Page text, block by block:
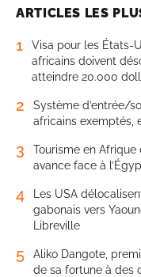
ARTICLES LES
1
Visa pour les États-
africains doivent
atteindre 20.000
2
Système d’entrée/
africains exemptés,
3
Tourisme en
avance face à
4
Les USA
gabonais vers
Libreville
5
Aliko Dangote,
de sa fortune à des